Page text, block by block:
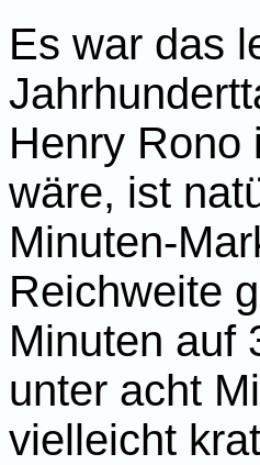
Es war das
Henry Rono
wäre, ist
Minuten-
Reichweite
Minuten auf
unter acht
vielleicht